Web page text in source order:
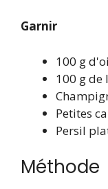
Garnir
100 g
100 g
Petites
Persil
Méthode